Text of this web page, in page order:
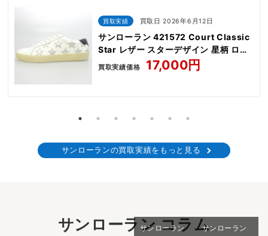
買取実績 買取日 2026年6月12日
サンローラン 421572 Court Classic
Star レザー スターデザイン 星柄 ロー
カット スニーカー
買取実績価格 17,000円
サンローランの買取実績をもっと見る
サンローラン コラム
サンローラン
サンローラン